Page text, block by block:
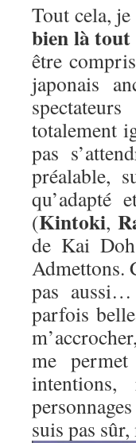
Tout cela,
bien là tout
être
japonais
totalement
pas
préalable,
qu’adapté
(Kintoki,
de Kai
Admettons.
pas
parfois
me
suis pas